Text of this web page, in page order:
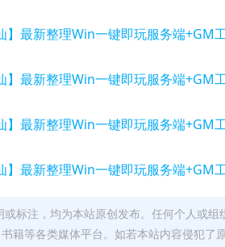
标注，均为本站原创发布。任何个人或
籍等各类媒体平台。如若本站内容侵犯了